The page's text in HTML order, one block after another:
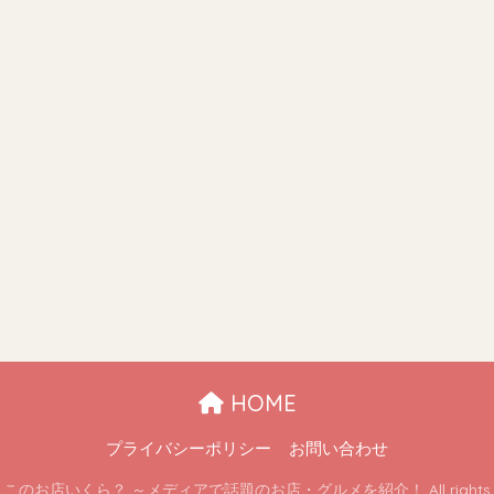
HOME
プライバシーポリシー お問い合わせ
のお店いくら？ ～メディアで話題のお店・グルメを紹介！ All rights